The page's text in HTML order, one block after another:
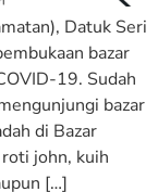
Datuk Seri
bazar
19. Sudah
bazar
di Bazar
john, kuih
[…]